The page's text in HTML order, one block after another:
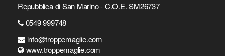
Repubblica di San Marino - C.O.E. SM26737
0549 999748
info@troppemaglie.com
www.troppemaglie.com